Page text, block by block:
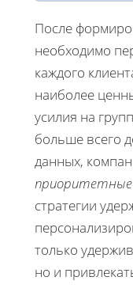
После
необходимо
каждого
наиболее
усилия на
больше всего
данных,
приоритетные
стратегии
только
но и